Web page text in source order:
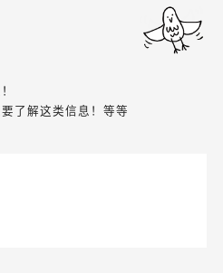
了解这类信息！等等